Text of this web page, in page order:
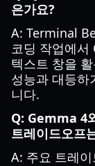
은가요?
A: Terminal
코딩 작업에서
텍스트 창을
성능과 대등하
니다.
Q: Gemma 4
트레이드오프
A: 주요 트레